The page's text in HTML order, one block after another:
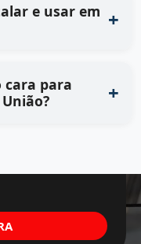
e usar em
cara para